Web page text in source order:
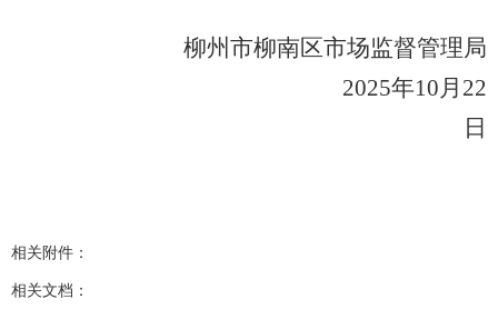
柳州市柳南区市场监督管理局
2025年10月22
日
相关附件：
相关文档：